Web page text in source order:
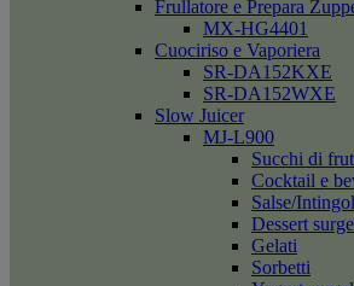
Frullatore e Prepara
MX-HG4401
Cuociriso e Vaporiera
SR-DA152KXE
SR-DA152WXE
Slow Juicer
MJ-L900
Succhi di
Cocktail e
Salse/
Dessert
Gelati
Sorbetti